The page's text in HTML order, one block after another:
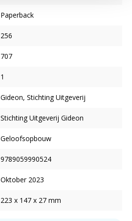
Paperback
256
707
1
Gideon, Stichting Uitgeverij
Stichting Uitgeverij Gideon
Geloofsopbouw
9789059990524
Oktober 2023
223 x 147 x 27 mm